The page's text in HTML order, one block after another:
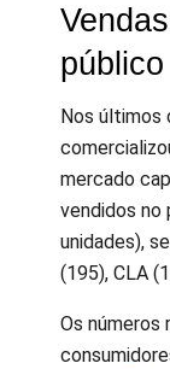
público
Nos últimos
mercado
vendidos no
unidades),
(195), CLA
Os